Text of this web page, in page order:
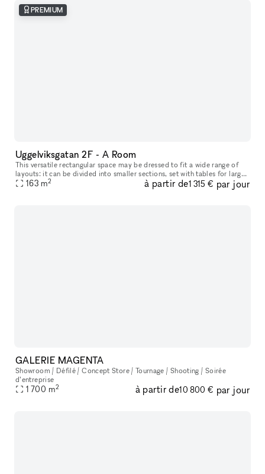
PREMIUM
Uggelviksgatan 2F - A Room
This versatile rectangular space may be dressed to fit a wide range of
layouts: it can be divided into smaller sections, set with tables for larger
dinners, arranged for talks or events, or turned in
163 m2 à partir de1 315 € par jour
GALERIE MAGENTA
Showroom / Défilé / Concept Store / Tournage / Shooting / Soirée
d’entreprise
1 700 m2 à partir de10 800 € par jour